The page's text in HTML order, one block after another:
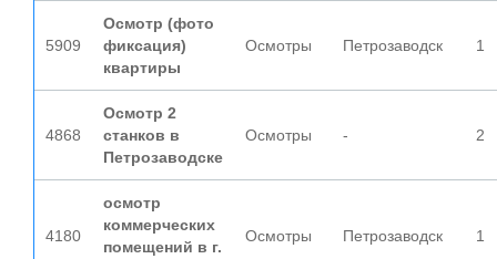
5909
Осмотр (фото
фиксация)
квартиры
Осмотры Петрозаводск 1
4868
Осмотр 2
станков в
Петрозаводске
Осмотры - 2
4180
осмотр
коммерческих
помещений в г.
Осмотры Петрозаводск 1